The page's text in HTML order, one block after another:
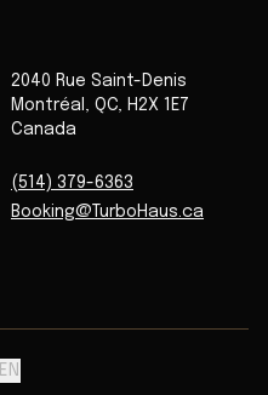
2040 Rue Saint-Denis
Montréal , QC, H2X 1E7
Canada
(514) 379-6363
Booking@TurboHaus.ca
EN